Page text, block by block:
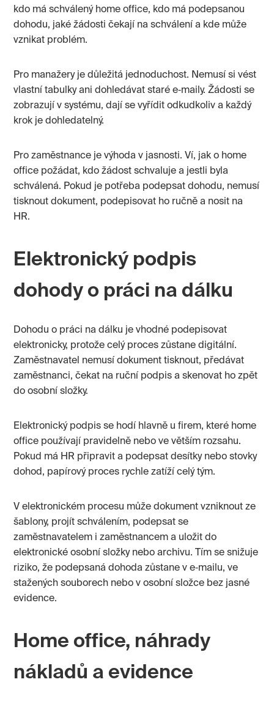
kdo má schválený home office, kdo má podepsanou
dohodu, jaké žádosti čekají na schválení a kde může
vznikat problém.
Pro manažery je důležitá jednoduchost. Nemusí si vést
vlastní tabulky ani dohledávat staré e‑maily. Žádosti se
zobrazují v systému, dají se vyřídit odkudkoliv a každý
krok je dohledatelný.
Pro zaměstnance je výhoda v jasnosti. Ví, jak o home
office požádat, kdo žádost schvaluje a jestli byla
schválená. Pokud je potřeba podepsat dohodu, nemusí
tisknout dokument, podepisovat ho ručně a nosit na
HR.
Elektronický podpis
dohody o práci na dálku
Dohodu o práci na dálku je vhodné podepisovat
elektronicky, protože celý proces zůstane digitální.
Zaměstnavatel nemusí dokument tisknout, předávat
zaměstnanci, čekat na ruční podpis a skenovat ho zpět
do osobní složky.
Elektronický podpis se hodí hlavně u firem, které home
office používají pravidelně nebo ve větším rozsahu.
Pokud má HR připravit a podepsat desítky nebo stovky
dohod, papírový proces rychle zatíží celý tým.
V elektronickém procesu může dokument vzniknout ze
šablony, projít schválením, podepsat se
zaměstnavatelem i zaměstnancem a uložit do
elektronické osobní složky nebo archivu. Tím se snižuje
riziko, že podepsaná dohoda zůstane v e‑mailu, ve
stažených souborech nebo v osobní složce bez jasné
evidence.
Home office, náhrady
nákladů a evidence